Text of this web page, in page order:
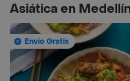
Asiática en Medellín
Envío Gratis